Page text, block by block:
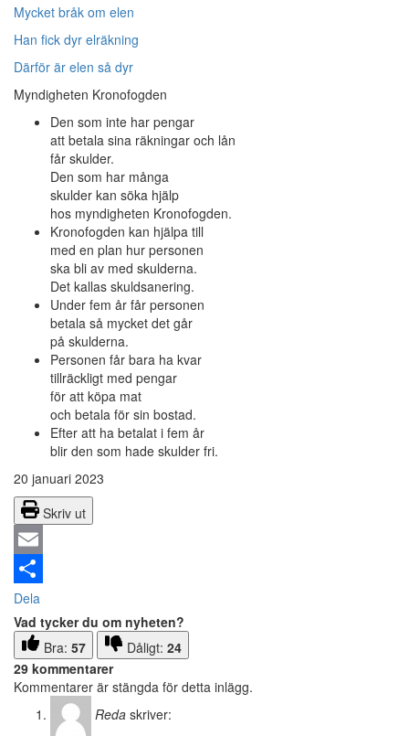
Mycket bråk om elen
Han fick dyr elräkning
Därför är elen så dyr
Myndigheten Kronofogden
Den som inte har pengar
att betala sina räkningar och lån
får skulder.
Den som har många
skulder kan söka hjälp
hos myndigheten Kronofogden.
Kronofogden kan hjälpa till
med en plan hur personen
ska bli av med skulderna.
Det kallas skuldsanering.
Under fem år får personen
betala så mycket det går
på skulderna.
Personen får bara ha kvar
tillräckligt med pengar
för att köpa mat
och betala för sin bostad.
Efter att ha betalat i fem år
blir den som hade skulder fri.
20 januari 2023
Skriv ut
Email
Dela
Vad tycker du om nyheten?
Bra: 57 Dåligt: 24
29 kommentarer
Kommentarer är stängda för detta inlägg.
Reda skriver: